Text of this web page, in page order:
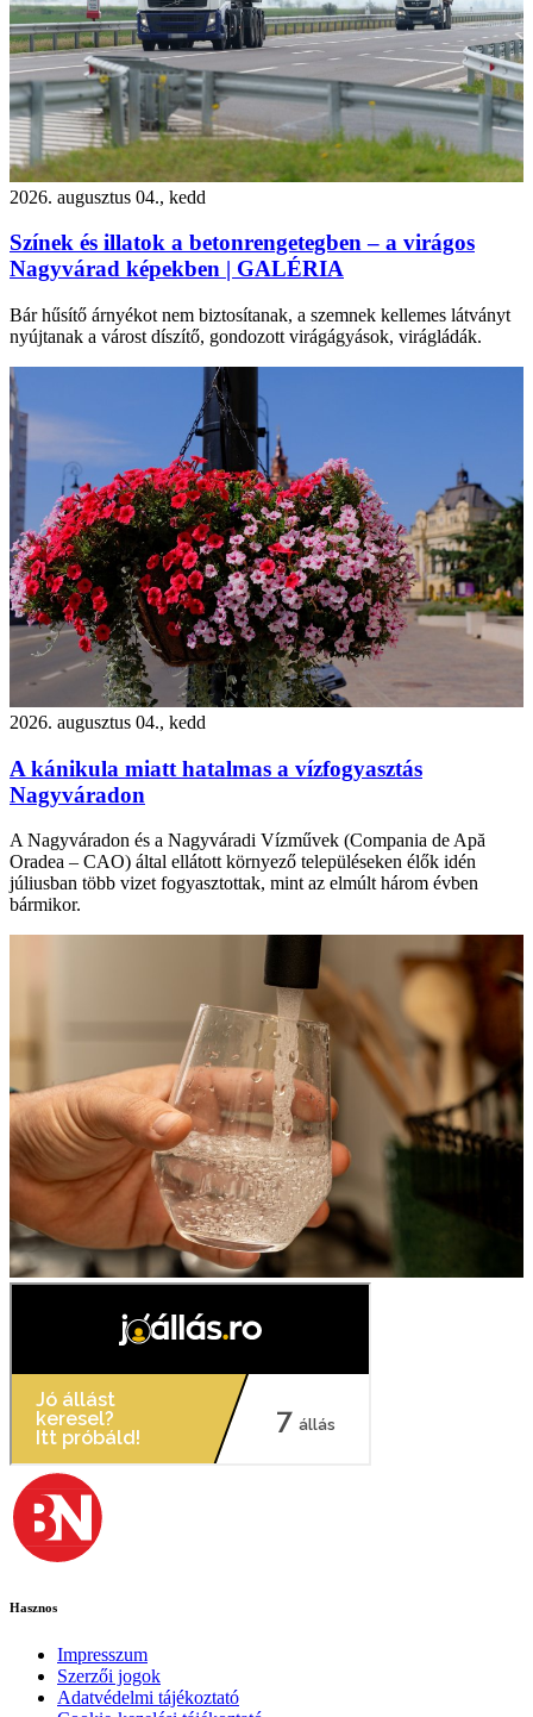
2026. augusztus 04., kedd
Színek és illatok a betonrengetegben – a virágos
Nagyvárad képekben | GALÉRIA
Bár hűsítő árnyékot nem biztosítanak, a szemnek kellemes látványt
nyújtanak a várost díszítő, gondozott virágágyások, virágládák.
2026. augusztus 04., kedd
A kánikula miatt hatalmas a vízfogyasztás
Nagyváradon
A Nagyváradon és a Nagyváradi Vízművek (Compania de Apă
Oradea – CAO) által ellátott környező településeken élők idén
júliusban több vizet fogyasztottak, mint az elmúlt három évben
bármikor.
Hasznos
Impresszum
Szerzői jogok
Adatvédelmi tájékoztató